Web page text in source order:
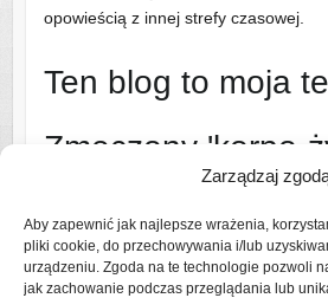
Zarządzaj
Aby zapewnić jak najlepsze wrażenia,
pliki cookie, do przechowywania i/lub
urządzeniu. Zgoda na te technologie pozwoli
jak zachowanie podczas przeglądania lub
opowieścią z innej strefy czasowej.
Ten blog to moja
Zmęczony 'korpo-
też!
Dlatego ruszam na szlak i w świat –
uroczych, ale wymagających